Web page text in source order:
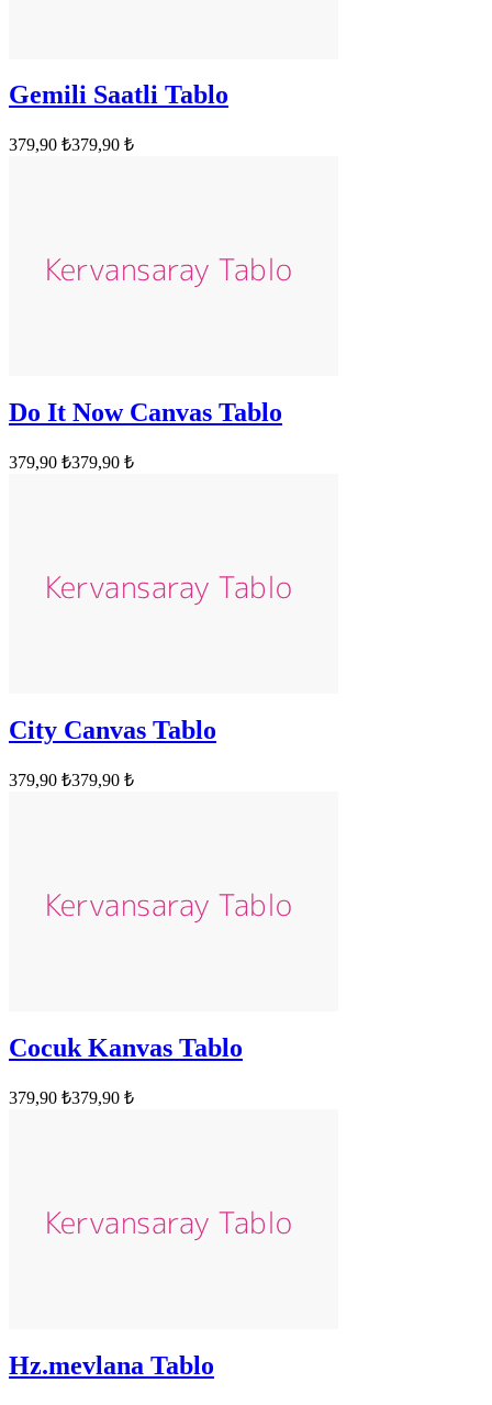
Gemili Saatli Tablo
379,90 ₺379,90 ₺
Do It Now Canvas Tablo
379,90 ₺379,90 ₺
City Canvas Tablo
379,90 ₺379,90 ₺
Cocuk Kanvas Tablo
379,90 ₺379,90 ₺
Hz.mevlana Tablo